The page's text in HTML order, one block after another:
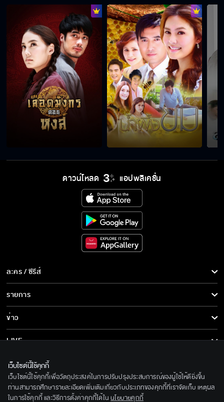
ดาวน์โหลด แอปพลิเคชั่น
ละคร / ซีรีส์
ละคร/ซีรีส์
ซีรีส์นานาชาติ
การ์ตูน & เกม
รายการ
รายการทั้งหมด
ข่าว
ข่าวทั้งหมด
ข่าวประชาสัมพันธ์
LIVE
เกี่ยวกับเรา
BEC World
รู้จักเรา
ติดตามเราได้ที่
เว็บไซต์นี้ใช้คุกกี้
เว็บไซต์นี้ใช้คุกกี้เพื่อวัตถุประสงค์ในการปรับปรุงประสบการณ์ของผู้ใช้ให้ดียิ่งขึ้น
ท่านสามารถศึกษารายละเอียดเพิ่มเติมเกี่ยวกับประเภทของคุกกี้ที่เราจัดเก็บ เหตุผล
ในการใช้คุกกี้ และวิธีการตั้งค่าคุกกี้ได้ใน นโยบายคุกกี้